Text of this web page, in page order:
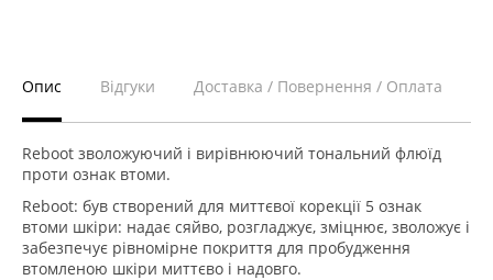
Опис Відгуки Доставка / Повернення / Оплата
Reboot зволожуючий і вирівнюючий тональний флюїд
проти ознак втоми.
Reboot: був створений для миттєвої корекції 5 ознак
втоми шкіри: надає сяйво, розгладжує, зміцнює, зволожує і
забезпечує рівномірне покриття для пробудження
втомленою шкіри миттєво і надовго.